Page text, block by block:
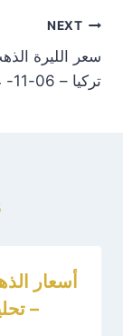
NEXT
سعر الليرة
تركيا – 06-11- 2024
–